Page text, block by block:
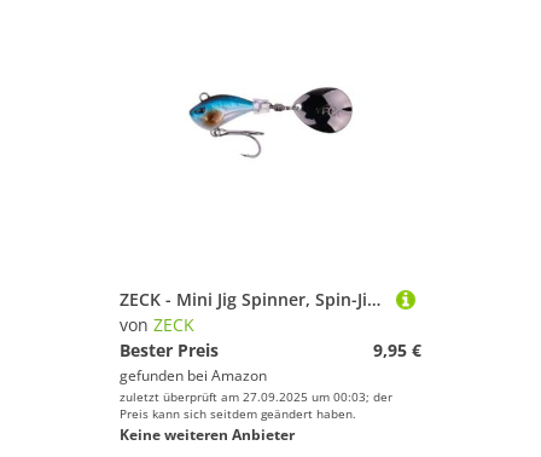
ZECK - Mini Jig Spinner, Spin-Jig, Bleikopfspinner, Kunstköder, Angelköder - Mini Rogue Runner | 5 g - Holo Shad
von ZECK
Bester Preis
9,95 €
gefunden bei Amazon
zuletzt überprüft am 27.09.2025 um 00:03; der
Preis kann sich seitdem geändert haben.
Keine weiteren Anbieter